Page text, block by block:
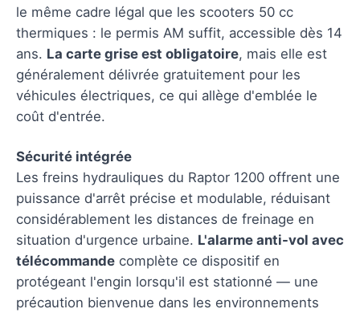
le même cadre légal que les scooters 50 cc
thermiques : le permis AM suffit, accessible dès 14
ans. La carte grise est obligatoire, mais elle est
généralement délivrée gratuitement pour les
véhicules électriques, ce qui allège d'emblée le
coût d'entrée.
Sécurité intégrée
Les freins hydrauliques du Raptor 1200 offrent une
puissance d'arrêt précise et modulable, réduisant
considérablement les distances de freinage en
situation d'urgence urbaine. L'alarme anti-vol avec
télécommande complète ce dispositif en
protégeant l'engin lorsqu'il est stationné — une
précaution bienvenue dans les environnements